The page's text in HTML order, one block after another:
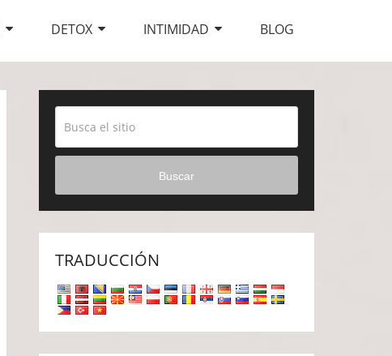
DETOX INTIMIDAD BLOG
Buscar
TRADUCCIÓN